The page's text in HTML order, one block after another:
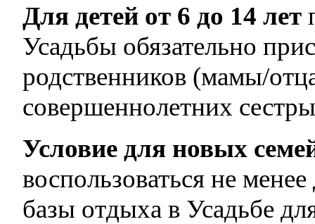
Для детей от 6 до 14 лет
Усадьбы обязательно
родственников (мамы/
совершеннолетних
Условие для новых
воспользоваться не
базы отдыха в Усадьбе